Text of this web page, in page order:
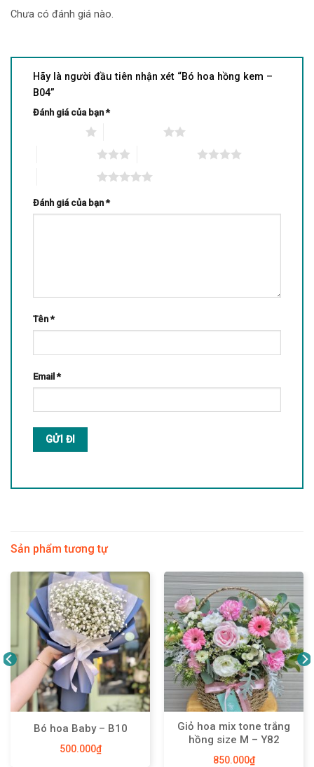
Chưa có đánh giá nào.
Hãy là người đầu tiên nhận xét “Bó hoa hồng kem –
B04”
Đánh giá của bạn*
Đánh giá của bạn*
Tên*
Email*
Sản phẩm tương tự
Bó hoa Baby – B10
500.000₫
Giỏ hoa mix tone trắng
hồng size M – Y82
850.000₫